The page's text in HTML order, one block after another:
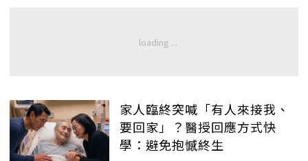
家人臨終突喊「有人來接我、
要回家」？醫授回應方式快
學：避免抱憾終生